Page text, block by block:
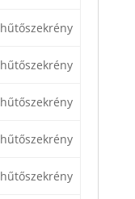
hűtőszekrény
hűtőszekrény
hűtőszekrény
hűtőszekrény
hűtőszekrény